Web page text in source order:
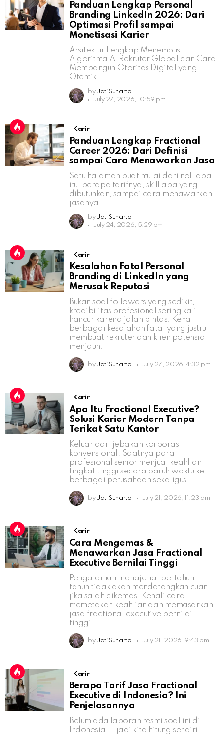
Panduan Lengkap Personal
Branding LinkedIn 2026: Dari
Optimasi Profil sampai
Monetisasi Karier
Arsitektur Lengkap Menembus
Algoritma AI Rekruter Global dan Cara
Membangun Otoritas Digital yang
Otentik
by Jati Sunarto
July 27, 2026, 10:59 pm
Karir
Panduan Lengkap Fractional
Career 2026: Dari Definisi
sampai Cara Menawarkan Jasa
Satu halaman buat mulai dari nol: apa
itu, berapa tarifnya, skill apa yang
dibutuhkan, sampai cara menawarkan
jasanya.
by Jati Sunarto
July 24, 2026, 5:29 pm
Karir
Kesalahan Fatal Personal
Branding di LinkedIn yang
Merusak Reputasi
Bukan soal followers yang sedikit,
kredibilitas profesional sering kali
hancur karena jalan pintas. Kenali
berbagai kesalahan fatal yang justru
membuat rekruter dan klien potensial
menjauh.
by Jati Sunarto July 27, 2026, 4:32 pm
Karir
Apa Itu Fractional Executive?
Solusi Karier Modern Tanpa
Terikat Satu Kantor
Keluar dari jebakan korporasi
konvensional. Saatnya para
profesional senior menjual keahlian
tingkat tinggi secara paruh waktu ke
berbagai perusahaan sekaligus.
by Jati Sunarto July 21, 2026, 11:23 am
Karir
Cara Mengemas &
Menawarkan Jasa Fractional
Executive Bernilai Tinggi
Pengalaman manajerial bertahun-
tahun tidak akan mendatangkan cuan
jika salah dikemas. Kenali cara
memetakan keahlian dan memasarkan
jasa fractional executive bernilai
tinggi.
by Jati Sunarto July 21, 2026, 9:43 pm
Karir
Berapa Tarif Jasa Fractional
Executive di Indonesia? Ini
Penjelasannya
Belum ada laporan resmi soal ini di
Indonesia — jadi kita hitung sendiri